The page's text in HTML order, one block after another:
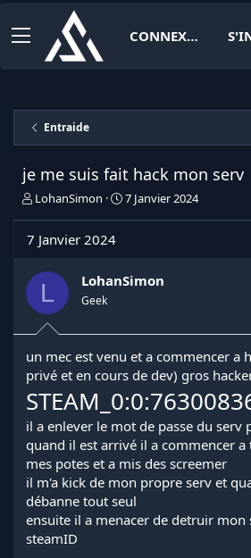
CONNEXION
Entraide
je me suis fait hack mon serv
I
t
a
e
u
d
e
l
a
d
s
c
u
s
s
i
LohanSimon
D
e
t
7 Janvier 2024
7 Janvier 2024
L LohanSimon
Geek
un mec est venu et a commencer a
privé et en cours de dev) gros
il a enlever le mot de passe du serv
quand il est arrivé il a commencer
mes potes et a mis des screemer
il m'a kick de mon propre serv et
débanne tout seul
ensuite il a menacer de detruir mon
steamID